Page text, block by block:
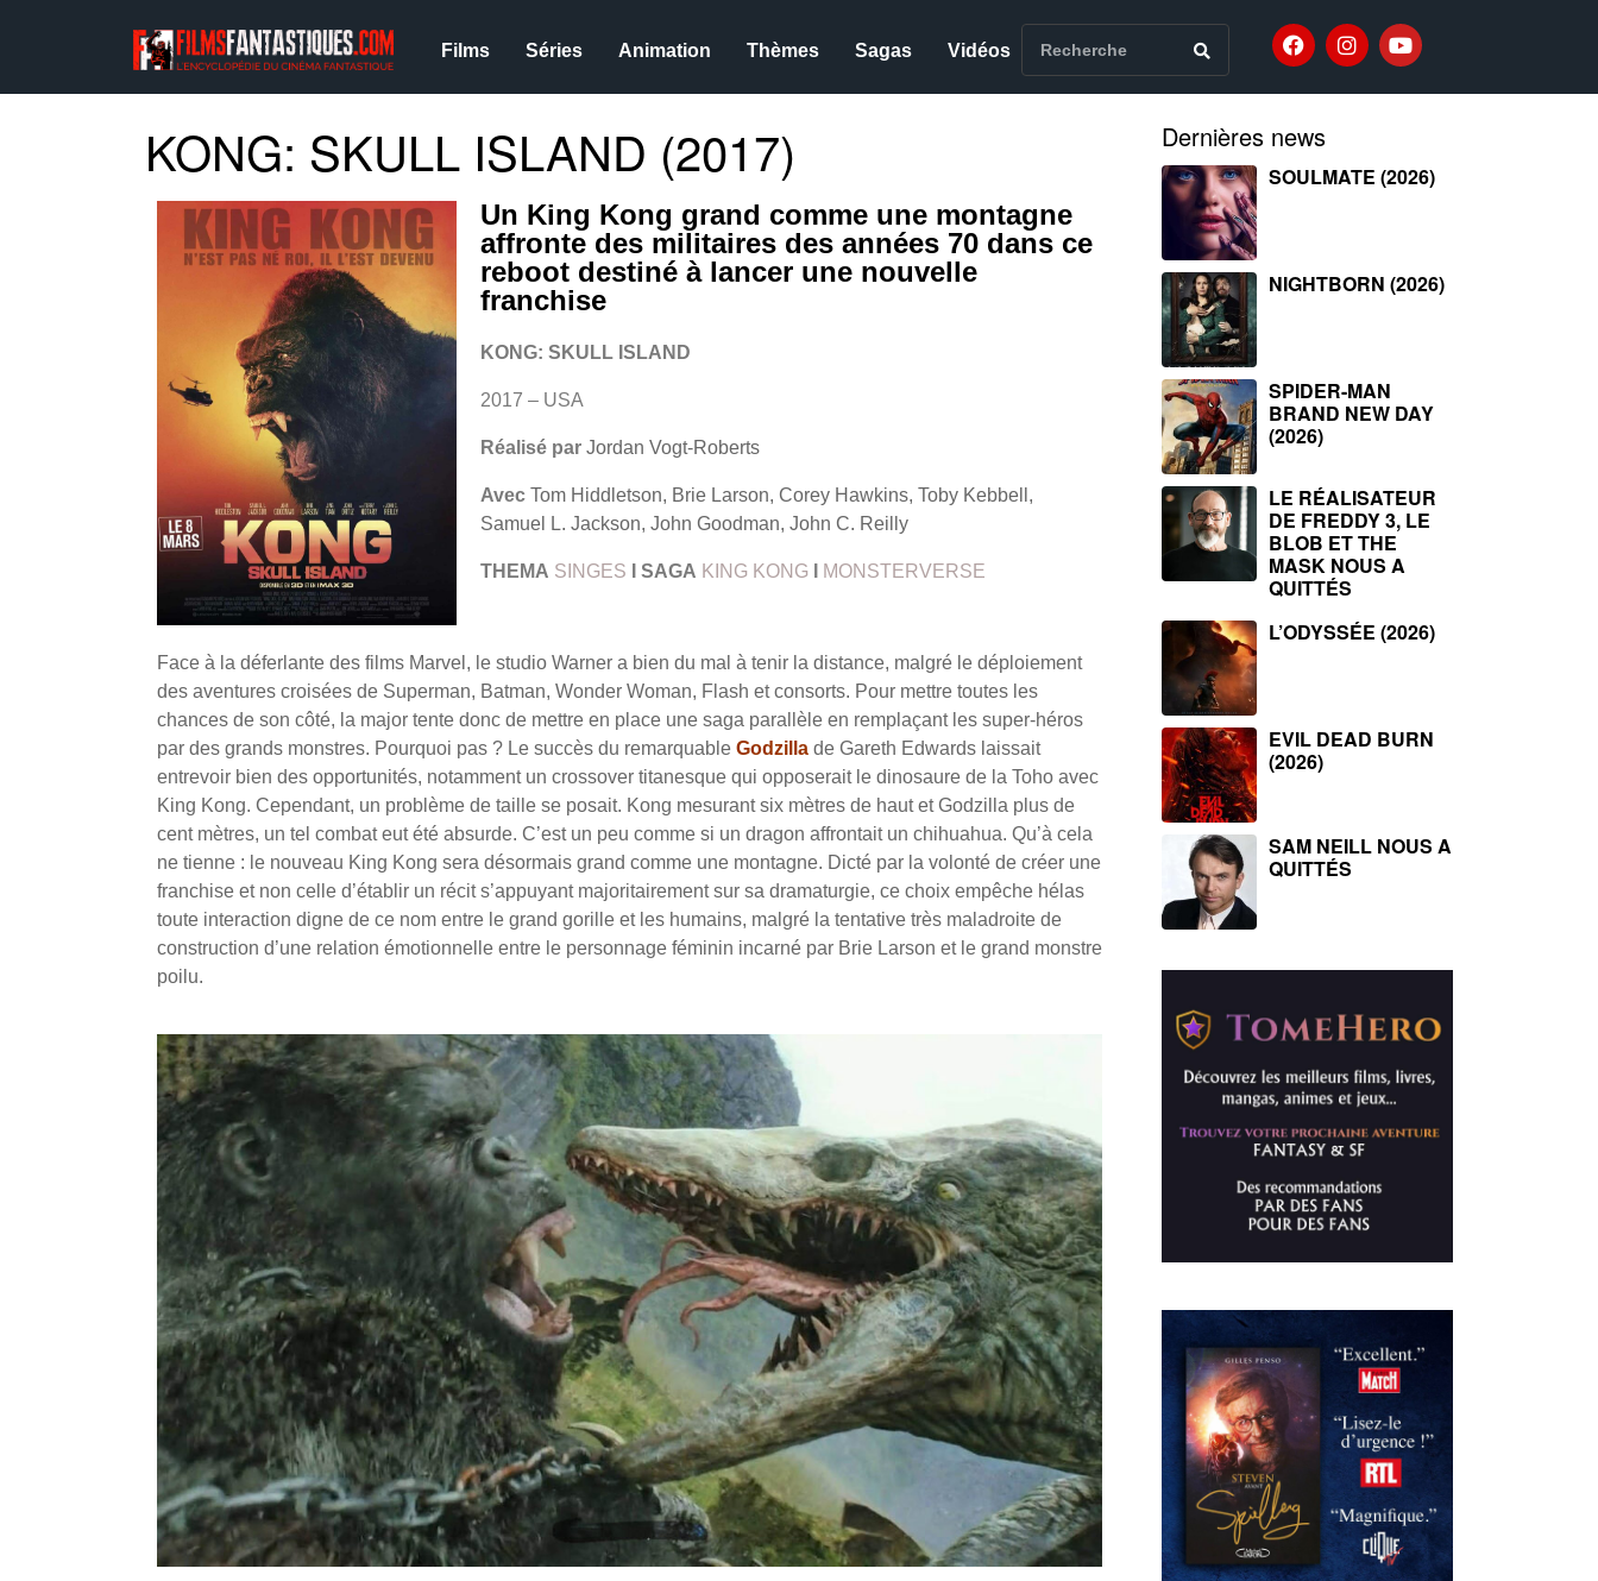
Films Séries Animation Thèmes Sagas Vidéos
KONG: SKULL ISLAND (2017)
Un King Kong grand comme une montagne
affronte des militaires des années 70 dans ce
reboot destiné à lancer une nouvelle
franchise
KONG: SKULL ISLAND
2017 – USA
Réalisé par Jordan Vogt-Roberts
Avec Tom Hiddletson, Brie Larson, Corey Hawkins, Toby Kebbell,
Samuel L. Jackson, John Goodman, John C. Reilly
THEMA SINGES SAGA KING KONG MONSTERVERSE
Face à la déferlante des films Marvel, le studio Warner a bien du mal à tenir la distance, malgré le déploiement
des aventures croisées de Superman, Batman, Wonder Woman, Flash et consorts. Pour mettre toutes les
chances de son côté, la major tente donc de mettre en place une saga parallèle en remplaçant les super-héros
par des grands monstres. Pourquoi pas ? Le succès du remarquable Godzilla de Gareth Edwards laissait
entrevoir bien des opportunités, notamment un crossover titanesque qui opposerait le dinosaure de la Toho avec
King Kong. Cependant, un problème de taille se posait. Kong mesurant six mètres de haut et Godzilla plus de
cent mètres, un tel combat eut été absurde. C’est un peu comme si un dragon affrontait un chihuahua. Qu’à cela
ne tienne : le nouveau King Kong sera désormais grand comme une montagne. Dicté par la volonté de créer une
franchise et non celle d’établir un récit s’appuyant majoritairement sur sa dramaturgie, ce choix empêche hélas
toute interaction digne de ce nom entre le grand gorille et les humains, malgré la tentative très maladroite de
construction d’une relation émotionnelle entre le personnage féminin incarné par Brie Larson et le grand monstre
poilu.
Dernières news
SOULMATE (2026)
NIGHTBORN (2026)
SPIDER-MAN
BRAND NEW DAY
(2026)
LE RÉALISATEUR
DE FREDDY 3, LE
BLOB ET THE
MASK NOUS A
QUITTÉS
L’ODYSSÉE (2026)
EVIL DEAD BURN
(2026)
SAM NEILL NOUS A
QUITTÉS